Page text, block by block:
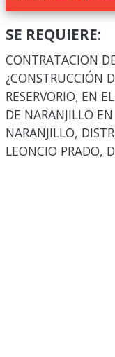
SE REQUIERE:
CONTRATACION
¿CONSTRUCCIÓN
RESERVORIO; EN
DE NARANJILLO
NARANJILLO,
LEONCIO PRADO,